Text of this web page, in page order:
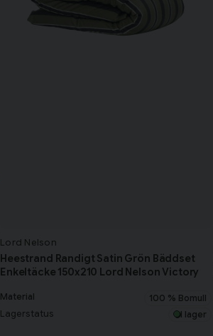
Lord Nelson
Heestrand Randigt Satin Grön Bäddset
Enkeltäcke 150x210 Lord Nelson Victory
Material 100 % Bomull
Lagerstatus I lager